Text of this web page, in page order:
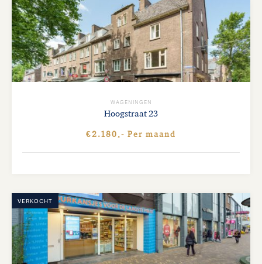
WAGENINGEN
Hoogstraat23
€2.180,- Per maand
VERKOCHT